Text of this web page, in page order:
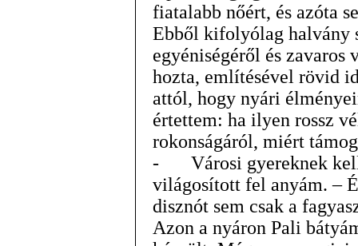
fiatalabb nőért, és azóta
Ebből kifolyólag halvány
egyéniségéről és zavaros
hozta, említésével rövid
attól, hogy nyári
értettem: ha ilyen rossz
rokonságáról, miért
-
Városi gyereknek
világosított fel anyám. –
disznót sem csak a
Azon a nyáron Pali